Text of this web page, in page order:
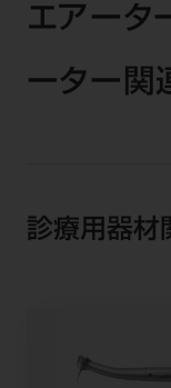
エアータ
ーター関
診療用器材